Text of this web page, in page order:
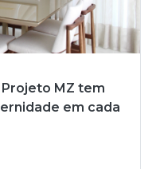
MZ tem
em cada